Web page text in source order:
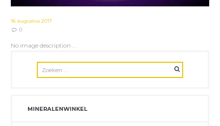
16 augustus 2017
0
No image description ...
MINERALENWINKEL